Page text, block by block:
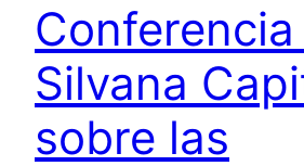
Silvana
sobre las